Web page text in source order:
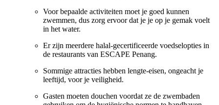
Voor bepaalde activiteiten moet je goed kunnen
zwemmen, dus zorg ervoor dat je je op je gemak voelt
in het water.
Er zijn meerdere halal-gecertificeerde voedselopties in
de restaurants van ESCAPE Penang.
Sommige attracties hebben lengte-eisen, ongeacht je
leeftijd, voor je veiligheid.
Gasten moeten douchen voordat ze de zwembaden